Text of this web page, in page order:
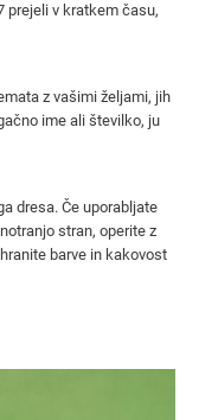
prejeli v kratkem času,
z vašimi željami, jih
ime ali številko, ju
dresa. Če uporabljate
stran, operite z
barve in kakovost